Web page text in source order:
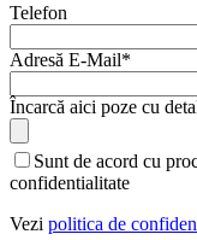
Telefon
Adresă E-Mail*
Încarcă aici poze cu
Sunt de acord cu
confidentialitate
Vezi politica de